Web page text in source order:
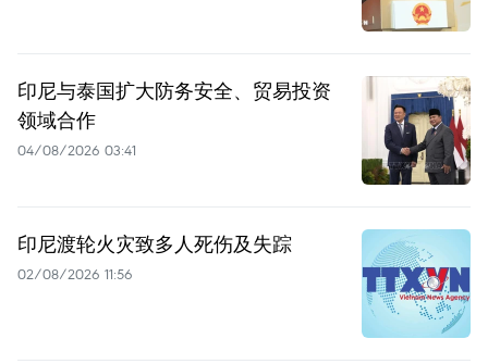
印尼与泰国扩大防务安全、贸易投资
领域合作
04/08/2026 03:41
印尼渡轮火灾致多人死伤及失踪
02/08/2026 11:56